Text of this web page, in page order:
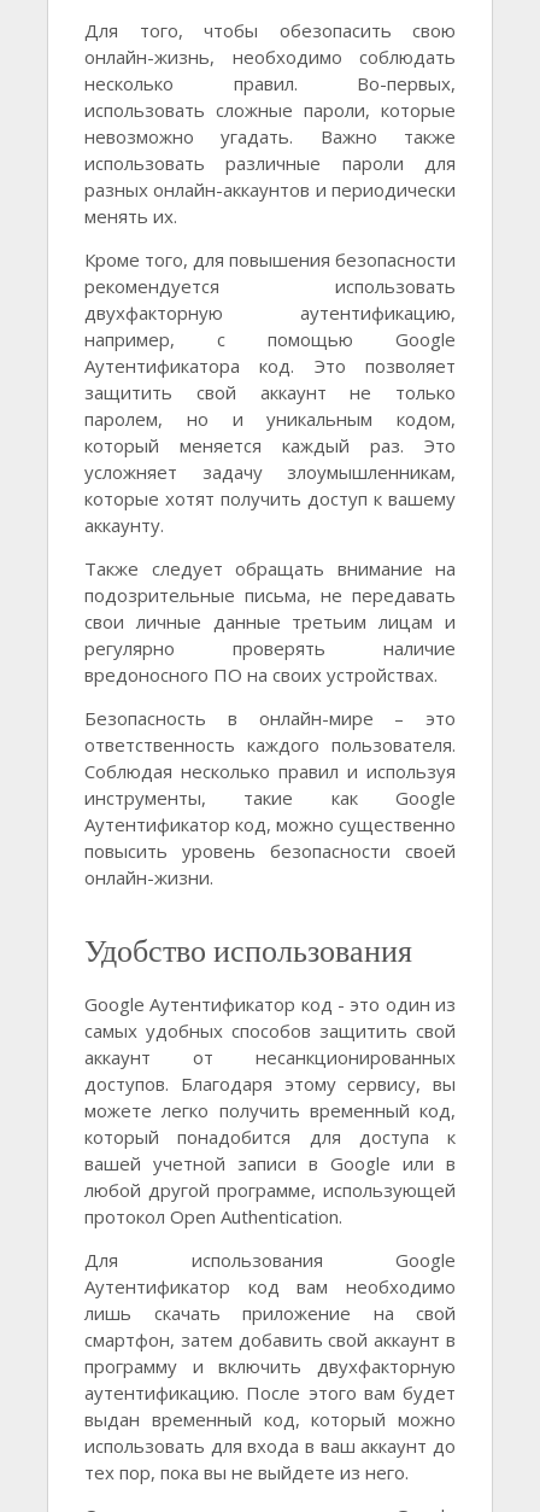
Для того, чтобы обезопасить свою
онлайн-жизнь, необходимо соблюдать
несколько правил. Во-первых,
использовать сложные пароли, которые
невозможно угадать. Важно также
использовать различные пароли для
разных онлайн-аккаунтов и периодически
менять их.
Кроме того, для повышения безопасности
рекомендуется использовать
двухфакторную аутентификацию,
например, с помощью Google
Аутентификатора код. Это позволяет
защитить свой аккаунт не только
паролем, но и уникальным кодом,
который меняется каждый раз. Это
усложняет задачу злоумышленникам,
которые хотят получить доступ к вашему
аккаунту.
Также следует обращать внимание на
подозрительные письма, не передавать
свои личные данные третьим лицам и
регулярно проверять наличие
вредоносного ПО на своих устройствах.
Безопасность в онлайн-мире – это
ответственность каждого пользователя.
Соблюдая несколько правил и используя
инструменты, такие как Google
Аутентификатор код, можно существенно
повысить уровень безопасности своей
онлайн-жизни.
Удобство использования
Google Аутентификатор код - это один из
самых удобных способов защитить свой
аккаунт от несанкционированных
доступов. Благодаря этому сервису, вы
можете легко получить временный код,
который понадобится для доступа к
вашей учетной записи в Google или в
любой другой программе, использующей
протокол Open Authentication.
Для использования Google
Аутентификатор код вам необходимо
лишь скачать приложение на свой
смартфон, затем добавить свой аккаунт в
программу и включить двухфакторную
аутентификацию. После этого вам будет
выдан временный код, который можно
использовать для входа в ваш аккаунт до
тех пор, пока вы не выйдете из него.